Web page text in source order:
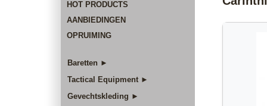
HOT PRODUCTS
AANBIEDINGEN
OPRUIMING
Baretten ►
Tactical Equipment ►
Gevechtskleding ►